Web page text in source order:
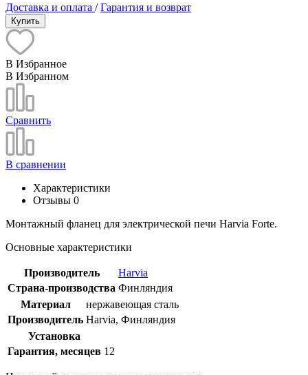
Доставка и оплата /Гарантия и возврат
Купить
В Избранное
В Избранном
Сравнить
В сравнении
Характеристики
Отзывы 0
Монтажный фланец для электрической печи Harvia Forte.
Основные характеристики
Производитель
Harvia
Страна-производства Финляндия
Материал
нержавеющая сталь
Производитель Harvia, Финляндия
Установка
Гарантия, месяцев 12